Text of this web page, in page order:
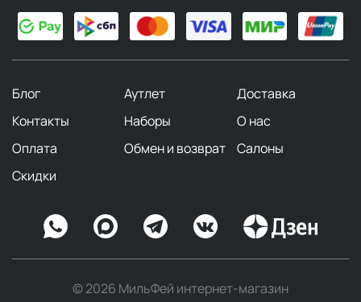
Блог Аутлет
Доставка
Контакты
Наборы
О нас
Оплата
Обмен и возврат
Салоны
Скидки
© 2026 МильФей интернет-магазин